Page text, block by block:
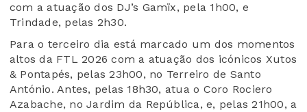
com a atuação dos DJ’s Gamïx, pela 1h00, e
Trindade, pelas 2h30.
Para o terceiro dia está marcado um dos momentos
altos da FTL 2026 com a atuação dos icónicos Xutos
& Pontapés, pelas 23h00, no Terreiro de Santo
António. Antes, pelas 18h30, atua o Coro Rociero
Azabache, no Jardim da República, e, pelas 21h00, a